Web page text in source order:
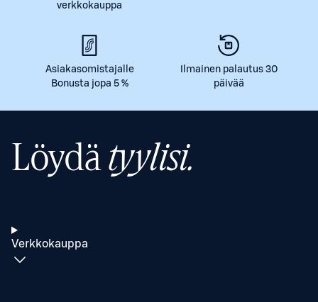
verkkokauppa
Asiakasomistajalle
Bonusta jopa 5 %
Ilmainen palautus 30
päivää
Löydätyylisi.
Verkkokauppa